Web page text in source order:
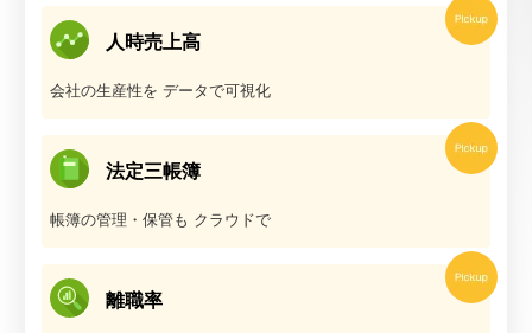
人時売上高
会社の生産性を データで可視化
法定三帳簿
帳簿の管理・保管も クラウドで
離職率